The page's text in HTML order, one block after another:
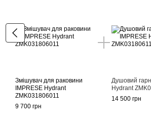
Змішувач для раковини
IMPRESE Hydrant
ZMK031806011
9 700 грн
Душовий
Hydrant
14 500 грн